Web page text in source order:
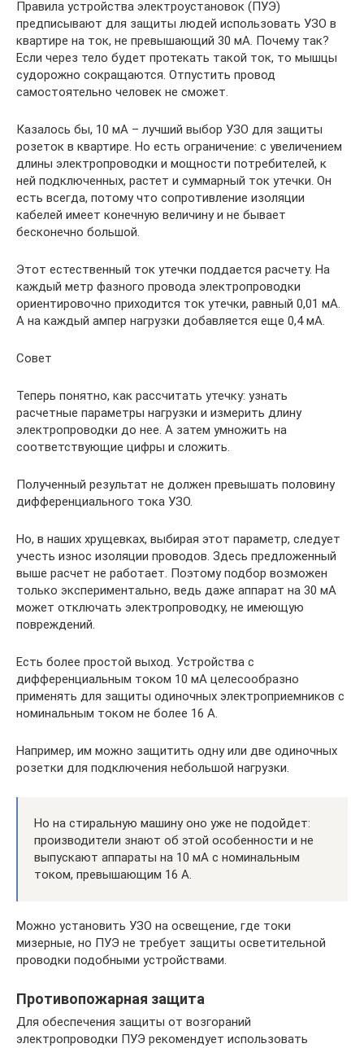
Правила устройства электроустановок (ПУЭ)
предписывают для защиты людей использовать УЗО в
квартире на ток, не превышающий 30 мА. Почему так?
Если через тело будет протекать такой ток, то мышцы
судорожно сокращаются. Отпустить провод
самостоятельно человек не сможет.
Казалось бы, 10 мА – лучший выбор УЗО для защиты
розеток в квартире. Но есть ограничение: с увеличением
длины электропроводки и мощности потребителей, к
ней подключенных, растет и суммарный ток утечки. Он
есть всегда, потому что сопротивление изоляции
кабелей имеет конечную величину и не бывает
бесконечно большой.
Этот естественный ток утечки поддается расчету. На
каждый метр фазного провода электропроводки
ориентировочно приходится ток утечки, равный 0,01 мА.
А на каждый ампер нагрузки добавляется еще 0,4 мА.
Совет
Теперь понятно, как рассчитать утечку: узнать
расчетные параметры нагрузки и измерить длину
электропроводки до нее. А затем умножить на
соответствующие цифры и сложить.
Полученный результат не должен превышать половину
дифференциального тока УЗО.
Но, в наших хрущевках, выбирая этот параметр, следует
учесть износ изоляции проводов. Здесь предложенный
выше расчет не работает. Поэтому подбор возможен
только экспериментально, ведь даже аппарат на 30 мА
может отключать электропроводку, не имеющую
повреждений.
Есть более простой выход. Устройства с
дифференциальным током 10 мА целесообразно
применять для защиты одиночных электроприемников с
номинальным током не более 16 А.
Например, им можно защитить одну или две одиночных
розетки для подключения небольшой нагрузки.
Но на стиральную машину оно уже не подойдет:
производители знают об этой особенности и не
выпускают аппараты на 10 мА с номинальным
током, превышающим 16 А.
Можно установить УЗО на освещение, где токи
мизерные, но ПУЭ не требует защиты осветительной
проводки подобными устройствами.
Противопожарная защита
Для обеспечения защиты от возгораний
электропроводки ПУЭ рекомендует использовать